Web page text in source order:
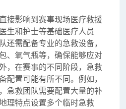
接影响到赛事现场医疗救援
生和护士等基础医疗人员
还需配备专业的急救设备，
、氧气瓶等，确保能够应对
，在赛事的不同阶段，急救
配置可能有所不同。例如，
急救团队需要配置大量的补
理特点设置多个临时急救